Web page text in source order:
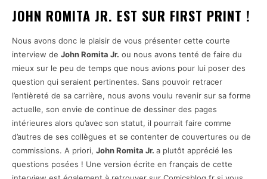
JOHN ROMITA JR. EST SUR FIRST PRINT !
Nous avons donc le plaisir de vous présenter cette courte
interview de John Romita Jr. ou nous avons tenté de faire du
mieux sur le peu de temps que nous avions pour lui poser des
question qui seraient pertinentes. Sans pouvoir retracer
l’entièreté de sa carrière, nous avons voulu revenir sur sa forme
actuelle, son envie de continue de dessiner des pages
intérieures alors qu’avec son statut, il pourrait faire comme
d’autres de ses collègues et se contenter de couvertures ou de
commissions. A priori, John Romita Jr. a plutôt apprécié les
questions posées ! Une version écrite en français de cette